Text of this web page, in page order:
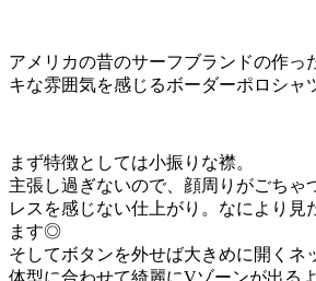
アメリカの昔のサーフブランドの作っ
キな雰囲気を感じるボーダーポロシャ
まず特徴としては小振りな襟。
主張し過ぎないので、顔周りがごちゃ
レスを感じない仕上がり。なにより見
ます◎
そしてボタンを外せば大きめに開くネ
体型に合わせて綺麗にVゾーンが出る